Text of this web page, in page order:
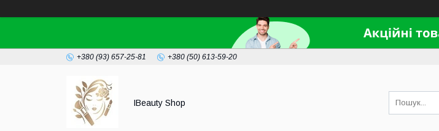
+380 (93) 657-25-81 +380 (50) 613-59-20
IBeauty Shop